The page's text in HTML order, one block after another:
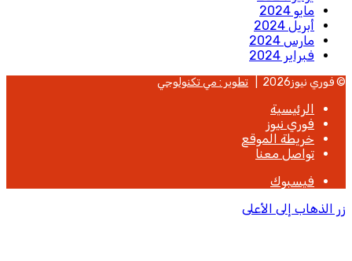
مايو 2024
أبريل 2024
مارس 2024
فبراير 2024
© فوري نيوز2026 | تطوير : مي تكنولوجي
الرئيسية
فوري نيوز
خريطة الموقع
تواصل معنا
فيسبوك
زر الذهاب إلى الأعلى